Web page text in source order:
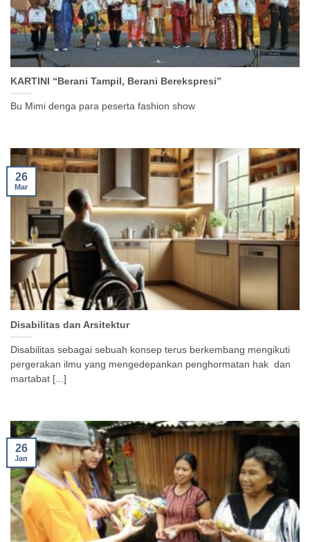
KARTINI “Berani Tampil, Berani Berekspresi”
Bu Mimi denga para peserta fashion show
Disabilitas dan Arsitektur
Disabilitas sebagai sebuah konsep terus berkembang mengikuti
pergerakan ilmu yang mengedepankan penghormatan hak dan
martabat [...]
26
Mar
26
Jan